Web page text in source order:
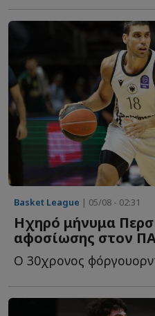
Basket League | 05/08 - 02:31
Ηχηρό μήνυμα
αφοσίωσης στον